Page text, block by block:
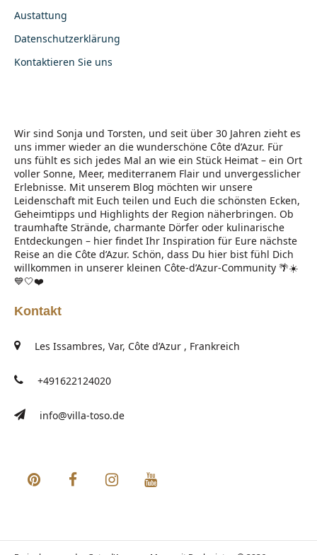
Austattung
Datenschutzerklärung
Kontaktieren Sie uns
Wir sind Sonja und Torsten, und seit über 30 Jahren zieht es
uns immer wieder an die wunderschöne Côte d’Azur. Für
uns fühlt es sich jedes Mal an wie ein Stück Heimat – ein Ort
voller Sonne, Meer, mediterranem Flair und unvergesslicher
Erlebnisse. Mit unserem Blog möchten wir unsere
Leidenschaft mit Euch teilen und Euch die schönsten Ecken,
Geheimtipps und Highlights der Region näherbringen. Ob
traumhafte Strände, charmante Dörfer oder kulinarische
Entdeckungen – hier findet Ihr Inspiration für Eure nächste
Reise an die Côte d’Azur. Schön, dass Du hier bist fühl Dich
willkommen in unserer kleinen Côte-d’Azur-Community 🌴☀️
💙🤍❤️
Kontakt
Les Issambres, Var, Côte d’Azur , Frankreich
+491622124020
info@villa-toso.de